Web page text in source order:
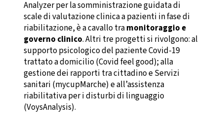
Analyzer per la somministrazione guidata di
scale di valutazione clinica a pazienti in fase di
riabilitazione, è a cavallo tramonitoraggio e
governo clinico. Altri tre progetti si rivolgono: al
supporto psicologico del paziente Covid-19
trattato a domicilio (Covid feel good); alla
gestione dei rapporti tra cittadino e Servizi
sanitari (mycupMarche) e all’assistenza
riabilitativa per i disturbi di linguaggio
(VoysAnalysis).